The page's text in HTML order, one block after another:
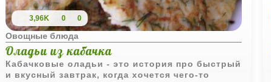
3,96K 0 0
Овощные блюда
Оладьи из кабачка
Кабачковые оладьи - это история про быстрый
и вкусный завтрак, когда хочется чего-то